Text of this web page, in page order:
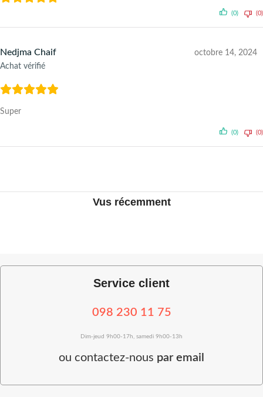
(0) (0)
Nedjma Chaif
Achat vérifié
octobre 14, 2024
Super
(0) (0)
Vus récemment
Service client
098 230 11 75
Dim-jeud 9h00-17h, samedi 9h00-13h
ou contactez-nous par email